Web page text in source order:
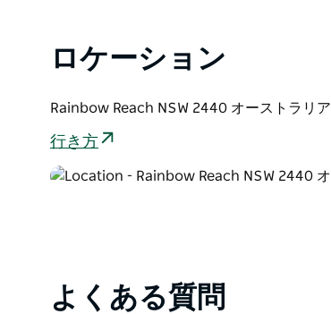
ロケーション
Rainbow Reach NSW 2440 オーストラリア
行き方
よくある質問